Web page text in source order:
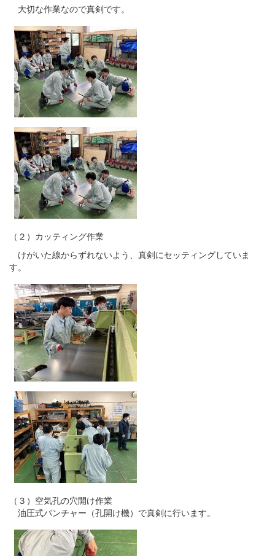
大切な作業なので真剣です。
（２）カッティング作業
けがいた線からずれないよう、真剣にセッティングしていま
す。
（３）空気孔の穴開け作業
油圧式パンチャー（孔開け機）で真剣に行います。